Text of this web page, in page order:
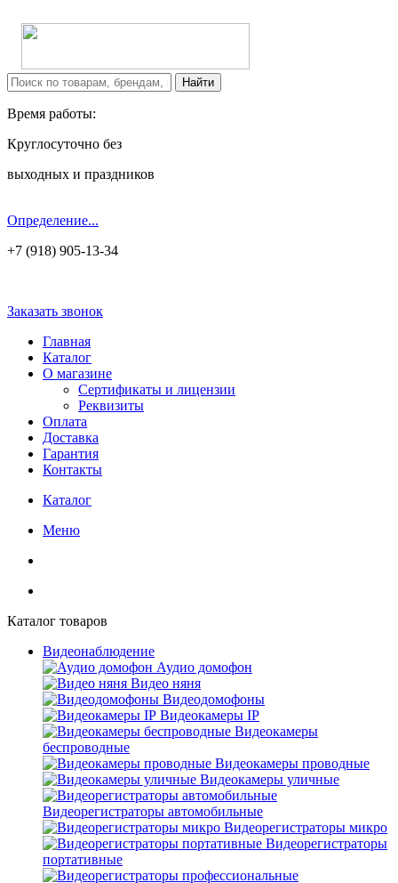
Время работы:
Круглосуточно без
выходных и праздников
Определение...
+7 (918) 905-13-34
Заказать звонок
Главная
Каталог
О магазине
Сертификаты и лицензии
Реквизиты
Оплата
Доставка
Гарантия
Контакты
Каталог
Меню
Каталог товаров
Видеонаблюдение
Аудио домофон
Видео няня
Видеодомофоны
Видеокамеры IP
Видеокамеры
беспроводные
Видеокамеры проводные
Видеокамеры уличные
Видеорегистраторы автомобильные
Видеорегистраторы микро
Видеорегистраторы
портативные